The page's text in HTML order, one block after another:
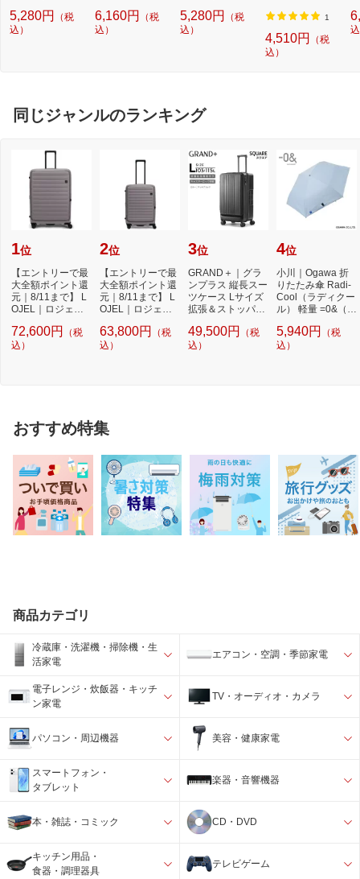
H0002PN22 コミ
ックナチュラル
5,280円
（税
込）
6,160円
（税
込）
H0002-PN30 フラ
ワーベージュ
5,280円
（税
込）
イビー
1
4,510円
（税
込）
同じジャンルのランキング
1位
【エントリーで最
大全額ポイント還
元｜8/11まで】 L
OJEL｜ロジェー
a...
72,600円
（税
込）
2位
【エントリーで最
大全額ポイント還
元｜8/11まで】 L
OJEL｜ロジェー
e...
63,800円
（税
込）
3位
GRAND＋｜グラ
ンプラス 縦長スー
ツケース Lサイズ
拡張＆ストッパー
荷...
49,500円
（税
込）
4位
小川｜Ogawa 折
りたたみ傘 Radi-
Cool（ラディクー
ル） 軽量 =0&（ゼ
ク...
5,940円
（税
込）
おすすめ特集
商品カテゴリ
冷蔵庫・洗濯機・掃除機・生
活家電
エアコン・空調・季節家電
電子レンジ・炊飯器・キッチ
ン家電
TV・オーディオ・カメラ
パソコン・周辺機器 美容・健康家電
スマートフォン・
タブレット
楽器・音響機器
本・雑誌・コミック CD・DVD
キッチン用品・
食器・調理器具
テレビゲーム